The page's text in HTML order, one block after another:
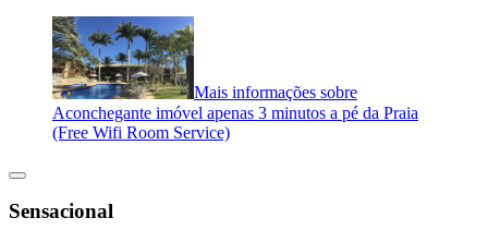
Mais informações sobre
Aconchegante imóvel apenas 3 minutos a pé da Praia
(Free Wifi Room Service)
Sensacional